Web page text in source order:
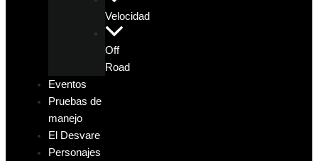
Velocidad
Off
Road
Eventos
Pruebas de
manejo
El Desvare
Personajes